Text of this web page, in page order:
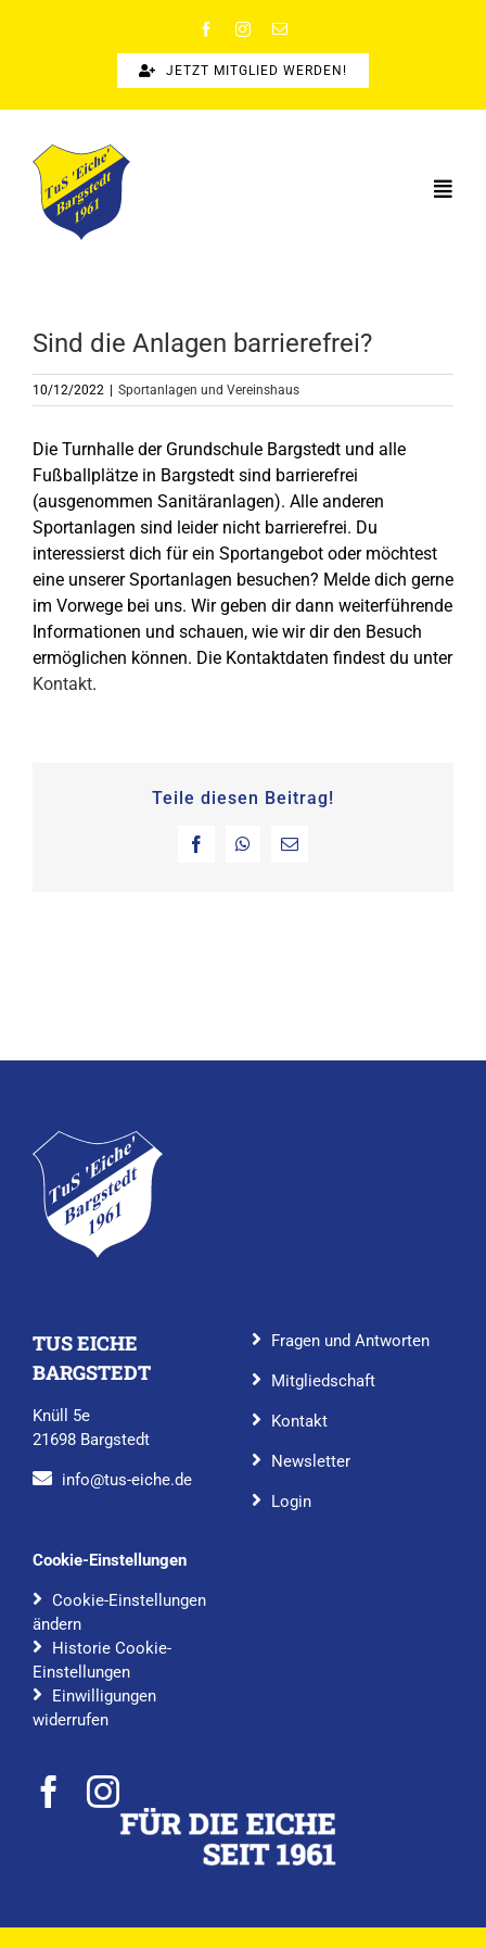
JETZT MITGLIED WERDEN!
NEWS
ÜBER UNS
KONTAKT
SHOP
Sind die Anlagen barrierefrei?
10/12/2022 Sportanlagen und Vereinshaus
Die Turnhalle der Grundschule Bargstedt und alle
Fußballplätze in Bargstedt sind barrierefrei
(ausgenommen Sanitäranlagen). Alle anderen
Sportanlagen sind leider nicht barrierefrei. Du
interessierst dich für ein Sportangebot oder möchtest
eine unserer Sportanlagen besuchen? Melde dich gerne
im Vorwege bei uns. Wir geben dir dann weiterführende
Informationen und schauen, wie wir dir den Besuch
ermöglichen können. Die Kontaktdaten findest du unter
Kontakt.
Teile diesen Beitrag!
FacebookWhatsApp
E-
TUS EICHE
BARGSTEDT
Knüll 5e
21698 Bargstedt
info@tus-eiche.de
Cookie-Einstellungen
Cookie-Einstellungen
ändern
Historie Cookie-
Einstellungen
Einwilligungen
widerrufen
Fragen und Antworten
Mitgliedschaft
Kontakt
Newsletter
Login